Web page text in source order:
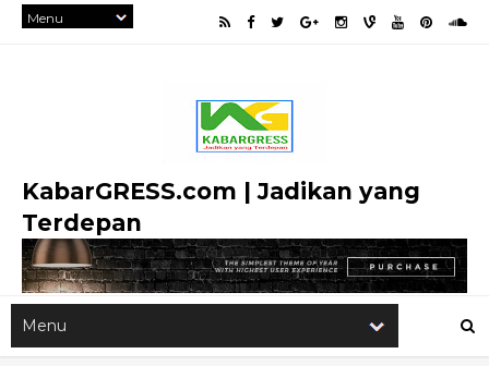
KabarGRESS.com | Jadikan yang
Terdepan